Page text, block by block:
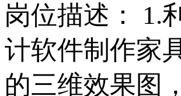
岗位描述： 1.
计软件制作家
的三维效果图